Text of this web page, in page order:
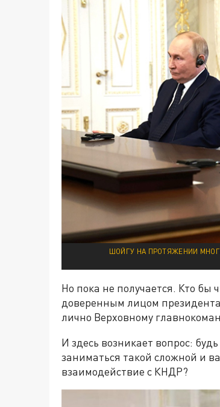
ШОЙГУ НА ПРОТЯЖЕНИИ
Но пока не получается. Кто бы
доверенным лицом
лично Верховному
И здесь возникает вопрос:
заниматься такой сложной и
взаимодействие с КНДР?